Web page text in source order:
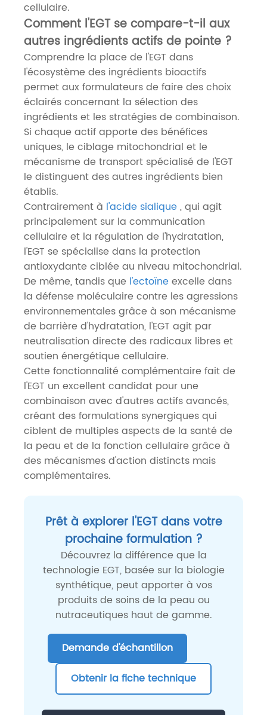
cellulaire.
Comment l'EGT se compare-t-il aux
autres ingrédients actifs de pointe ?
Comprendre la place de l'EGT dans
l'écosystème des ingrédients bioactifs
permet aux formulateurs de faire des choix
éclairés concernant la sélection des
ingrédients et les stratégies de combinaison.
Si chaque actif apporte des bénéfices
uniques, le ciblage mitochondrial et le
mécanisme de transport spécialisé de l'EGT
le distinguent des autres ingrédients bien
établis.
Contrairement à l'acide sialique, qui agit
principalement sur la communication
cellulaire et la régulation de l'hydratation,
l'EGT se spécialise dans la protection
antioxydante ciblée au niveau mitochondrial.
De même, tandis que l'ectoïneexcelle dans
la défense moléculaire contre les agressions
environnementales grâce à son mécanisme
de barrière d'hydratation, l'EGT agit par
neutralisation directe des radicaux libres et
soutien énergétique cellulaire.
Cette fonctionnalité complémentaire fait de
l'EGT un excellent candidat pour une
combinaison avec d'autres actifs avancés,
créant des formulations synergiques qui
ciblent de multiples aspects de la santé de
la peau et de la fonction cellulaire grâce à
des mécanismes d'action distincts mais
complémentaires.
Prêt à explorer l'EGT dans votre
prochaine formulation ?
Découvrez la différence que la
technologie EGT, basée sur la biologie
synthétique, peut apporter à vos
produits de soins de la peau ou
nutraceutiques haut de gamme.
Demande d'échantillon
Obtenir la fiche technique